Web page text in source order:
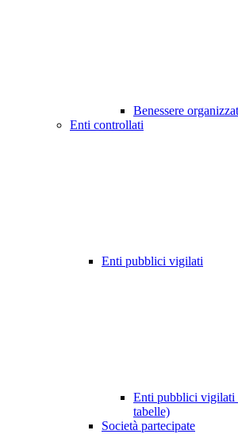
Benessere
Enti controllati
Enti pubblici vigilati
Enti pubblici vigilati
tabelle)
Società partecipate